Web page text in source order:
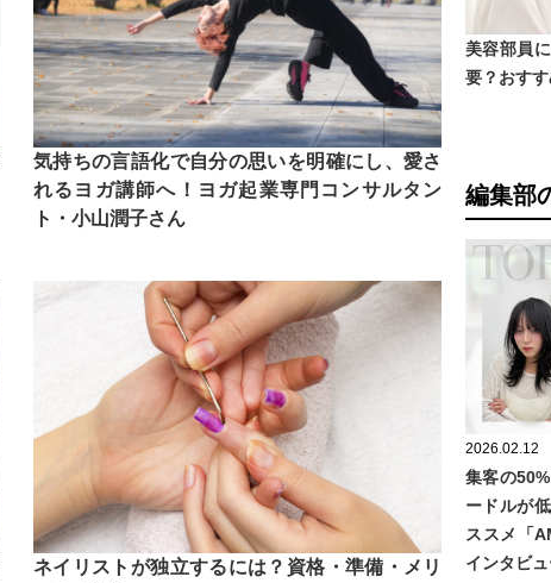
気持ちの言語化で自分の思いを明確にし、愛さ
れるヨガ講師へ！ヨガ起業専門コンサルタン
ト・小山潤子さん
ネイリストが独立するには？資格・準備・メリ
美容部員
要？おす
編集部
2026.02.12
集客の
ードルが
ススメ「
インタビ